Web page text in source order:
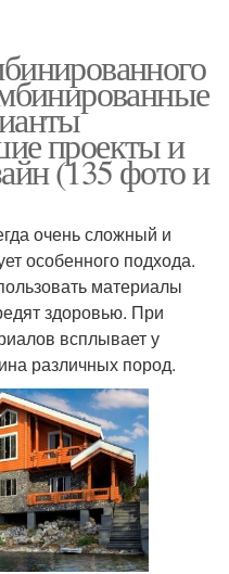
проекты и
(135 фото и
очень сложный и
особенного подхода.
материалы
здоровью. При
всплывает у
различных пород.